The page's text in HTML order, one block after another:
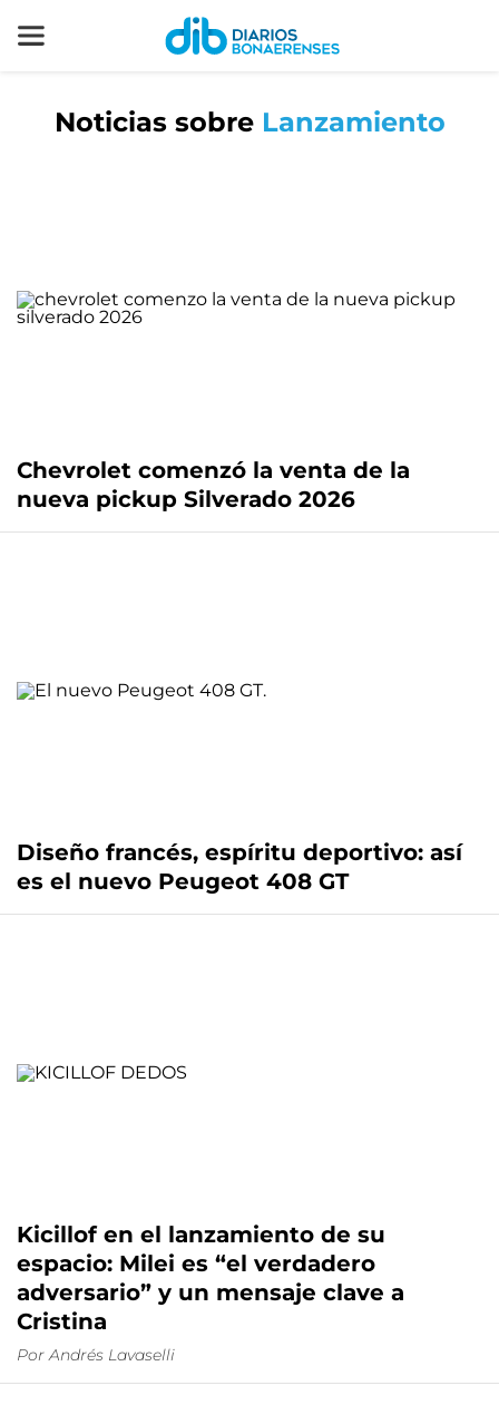
Noticias sobre Lanzamiento
Chevrolet comenzó la venta de la
nueva pickup Silverado 2026
Diseño francés, espíritu deportivo: así
es el nuevo Peugeot 408 GT
Kicillof en el lanzamiento de su
espacio: Milei es “el verdadero
adversario” y un mensaje clave a
Cristina
Por Andrés Lavaselli